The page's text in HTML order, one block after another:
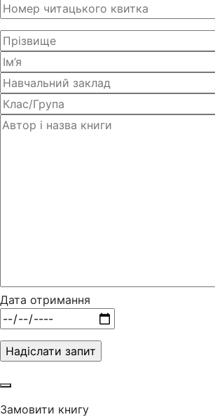
Дата отримання
Замовити книгу